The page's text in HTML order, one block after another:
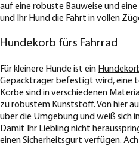
auf eine robuste Bauweise und
und Ihr Hund die Fahrt in vollen
Hundekorb fürs Fahrrad
Für kleinere Hunde ist ein
Gepäckträger befestigt wird, eine
Körbe sind in verschiedenen
zu robustem Kunststoff. Von hier
über die Umgebung und weiß sich
Damit Ihr Liebling nicht
einen Sicherheitsgurt verfügen.